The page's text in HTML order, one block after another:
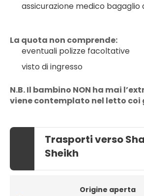
assicurazione medico bagaglio
La quota non comprende:
eventuali polizze facoltative
visto di ingresso
N.B. Il bambino NON ha mai
viene contemplato nel letto coi
Trasporti verso
Sheikh
Origine aperta